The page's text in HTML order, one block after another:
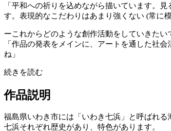
「平和への祈りを込めながら描いています。
す。表現的なこだわりはあまり強くない (常に
ーこれからどのような創作活動をしていきたい
「作品の発表をメインに、アートを通した社
ね」
続きを読む
作品説明
福島県いわき市には「いわき七浜」と呼ばれる
七浜それぞれ歴史があり、特色があります。